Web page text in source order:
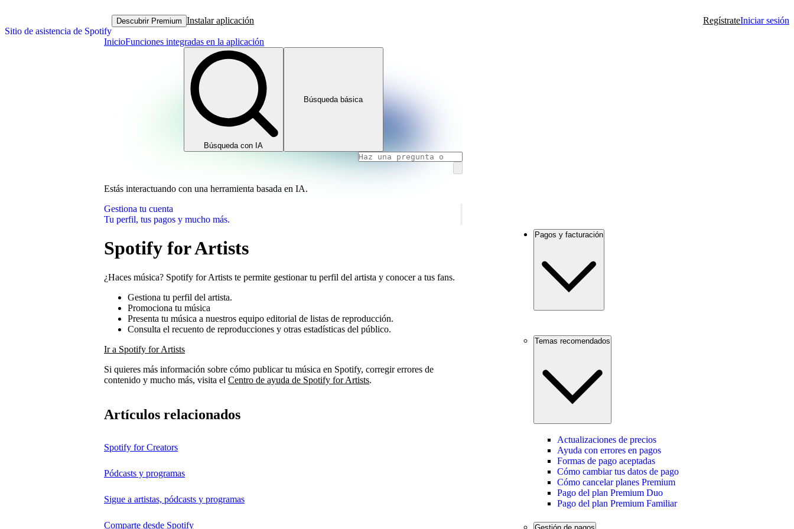
Sitio de asistencia de Spotify
Descubrir Premium Instalar aplicación RegístrateIniciar sesión
InicioFunciones integradas en la aplicación
Búsqueda con IA
Búsqueda básica
Estás interactuando con una herramienta basada en IA.
Gestiona tu cuenta
Tu perfil, tus pagos y mucho más.
Spotify for Artists
¿Haces música? Spotify for Artists te permite gestionar tu perfil del artista y conocer a tus fans.
Gestiona tu perfil del artista.
Promociona tu música
Presenta tu música a nuestros equipo editorial de listas de reproducción.
Consulta el recuento de reproducciones y otras estadísticas del público.
Ir a Spotify for Artists
Si quieres más información sobre cómo publicar tu música en Spotify, corregir errores de
contenido y mucho más, visita el Centro de ayuda de Spotify for Artists.
Artículos relacionados
Spotify for Creators
Pódcasts y programas
Sigue a artistas, pódcasts y programas
Comparte desde Spotify
Pagos y facturación
Temas recomendados
Actualizaciones de precios
Ayuda con errores en pagos
Formas de pago aceptadas
Cómo cambiar tus datos de pago
Cómo cancelar planes Premium
Pago del plan Premium Duo
Pago del plan Premium Familiar